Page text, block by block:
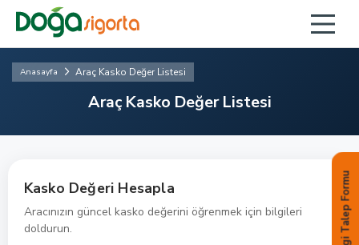
Anasayfa Araç Kasko Değer Listesi
Araç Kasko Değer Listesi
Kasko Değeri Hesapla
Aracınızın güncel kasko değerini öğrenmek için bilgileri
doldurun.
Bilgi Talep Formu